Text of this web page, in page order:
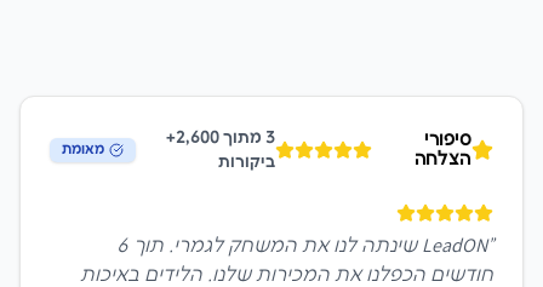
סיפורי
הצלחה
3
מתוך 2,600+
ביקורות
מאומת
"
LeadON שינתה לנו את המשחק לגמרי. תוך 6
חודשים הכפלנו את המכירות שלנו. הלידים באיכות